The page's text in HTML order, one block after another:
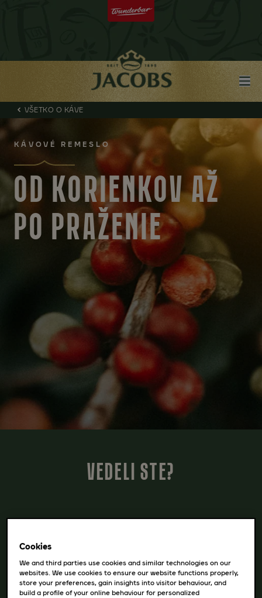
VŠETKO O KÁVE
KÁVOVÉ REMESLO
OD KORIENKOV AŽ
PO PRAŽENIE
VEDELI STE?
vzácnych červených plodinách. Pestuje sa
približne v 70 krajinách sveta, v tropických a
Cookies
We and third parties use cookies and similar technologies on our
websites. We use cookies to ensure our website functions properly,
store your preferences, gain insights into visitor behaviour, and
build a profile of your online behaviour for personalized